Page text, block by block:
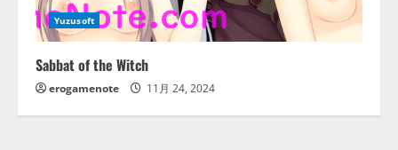
Yuzusoft
Sabbat of the Witch
erogamenote 11月 24, 2024